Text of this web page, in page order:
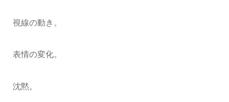
視線の動き。
表情の変化。
沈黙。